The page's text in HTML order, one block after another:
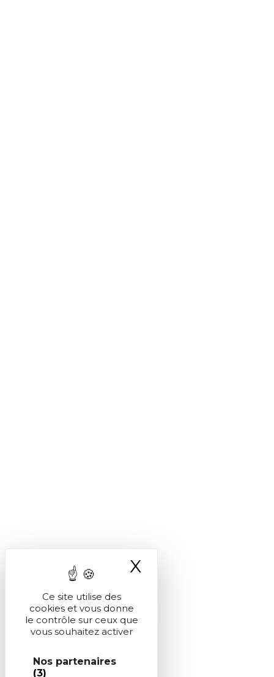
Ce site utilise des
cookies et vous donne
le contrôle sur ceux que
vous souhaitez activer
Nos partenaires
(3)
X